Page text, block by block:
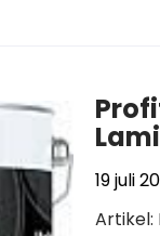
19 juli
Artikel: